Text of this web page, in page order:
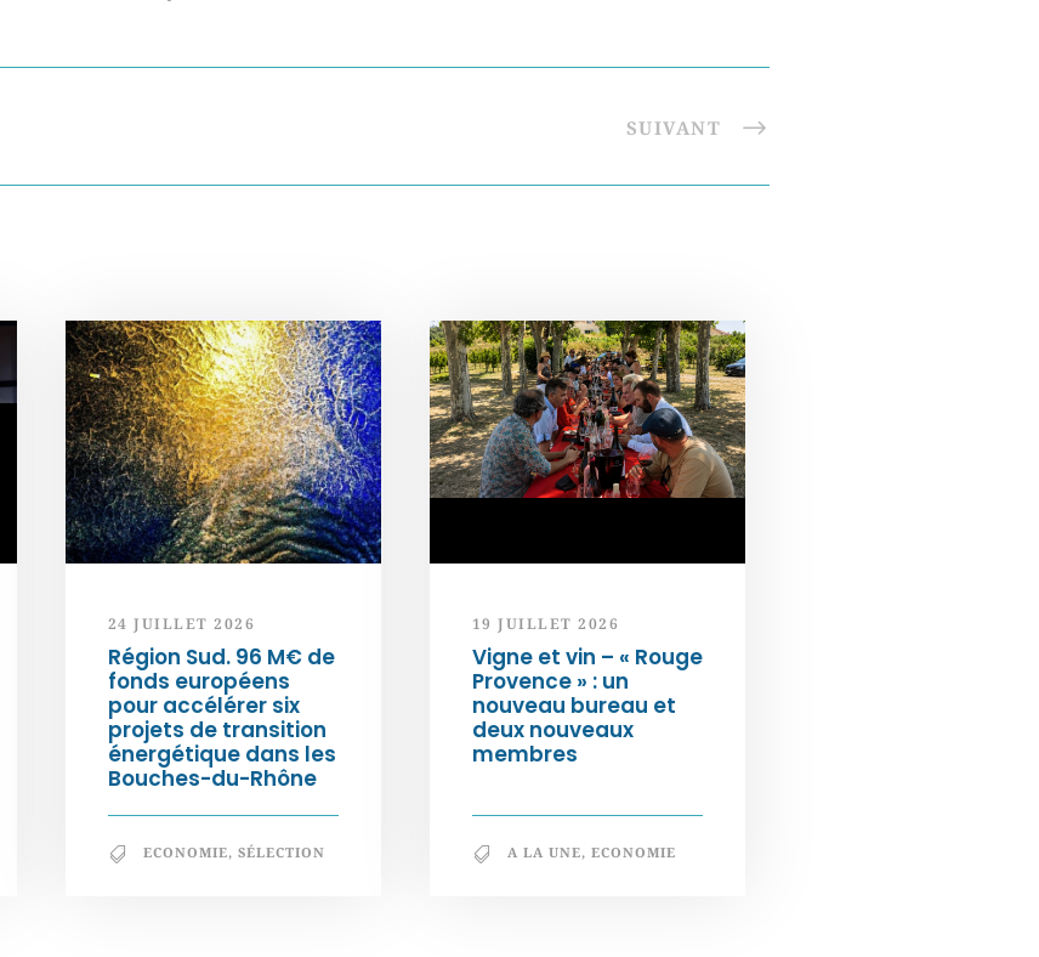
SUIVANT
24 JUILLET 2026
Région Sud. 96 M€ de
fonds européens
pour accélérer six
projets de transition
énergétique dans les
Bouches-du-Rhône
ECONOMIE, SÉLECTION
19 JUILLET 2026
Vigne et vin – « Rouge
Provence » : un
nouveau bureau et
deux nouveaux
membres
A LA UNE, ECONOMIE